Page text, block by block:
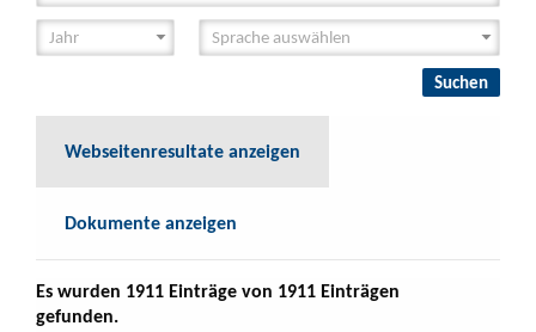
Webseitenresultate anzeigen
Dokumente anzeigen
Es wurden 1911 Einträge von 1911 Einträgen
gefunden.